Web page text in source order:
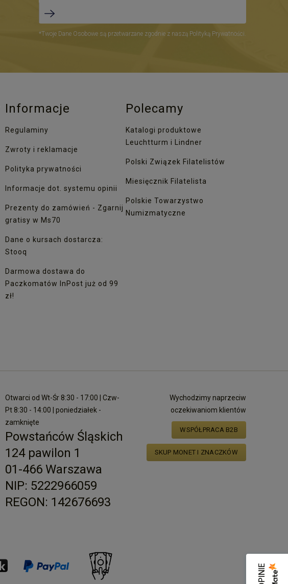
*Twoje Dane Osobowe są przetwarzane zgodnie z naszą Polityką Prywatności.
Informacje
Regulaminy
Zwroty i reklamacje
Polityka prywatności
Informacje dot. systemu opinii
Prezenty do zamówień - Zgarnij
gratisy w Ms70
Dane o kursach dostarcza:
Stooq
Darmowa dostawa do
Paczkomatów InPost już od 99
zł!
Polecamy
Katalogi produktowe
Leuchtturm i Lindner
Polski Związek Filatelistów
Miesięcznik Filatelista
Polskie Towarzystwo
Numizmatyczne
Otwarci od Wt-Śr 8:30 - 17:00 | Czw-
Pt 8:30 - 14:00 | poniedziałek -
zamknięte
Powstańców Śląskich
124 pawilon 1
01-466 Warszawa
NIP: 5222966059
REGON: 142676693
Wychodzimy naprzeciw
oczekiwaniom klientów
WSPÓŁPRACA B2B
SKUP MONET I ZNACZKÓW